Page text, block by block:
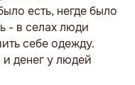
есть, негде было
- в селах люди
себе одежду.
денег у людей